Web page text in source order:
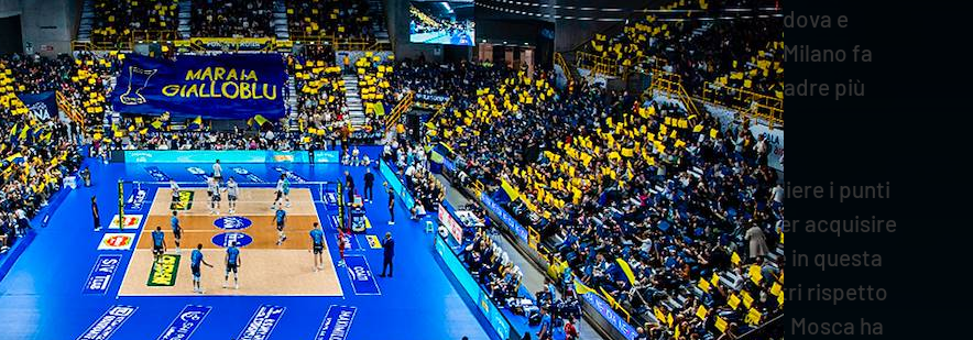
questo avvio abbiamo sprecato occasioni importanti come con Modena e Padova e
e insicurezze, ma queste sono cose che succedono a tutti. La vittoria con Milano fa
3 a 0 e questo ci ha dimostrato che possiamo lottare e giocare contro le squadre più
primi punti di ogni set sono importanti. I giocatori esperti sanno come raccogliere i punti
i giocatori meno esperti non lo sanno e hanno bisogno di tempo per acquisire
e come lui anche Cortesia e Zanotti. Il ruolo del centrale è coperto bene in questa
che sa gestire le emozioni di cui parlavamo prima. Zanotti ha meno centimetri rispetto
mia testa e in quella della società non c’è un posto riservato per nessuno, Mosca ha